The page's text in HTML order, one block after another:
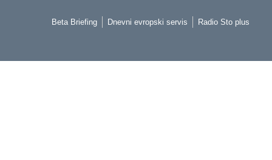
Beta Briefing Dnevni evropski servis Radio Sto plus